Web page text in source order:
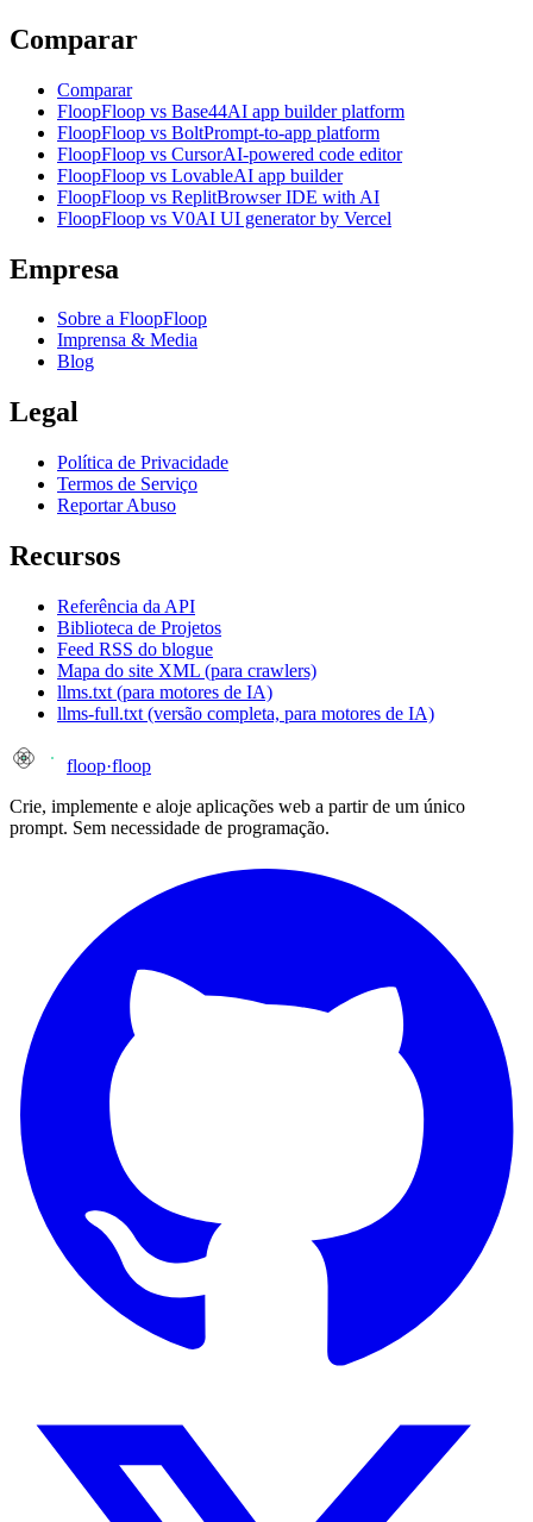
Comparar
Comparar
FloopFloop vs Base44AI app builder platform
FloopFloop vs BoltPrompt-to-app platform
FloopFloop vs CursorAI-powered code editor
FloopFloop vs LovableAI app builder
FloopFloop vs ReplitBrowser IDE with AI
FloopFloop vs V0AI UI generator by Vercel
Empresa
Sobre a FloopFloop
Imprensa & Media
Blog
Legal
Política de Privacidade
Termos de Serviço
Reportar Abuso
Recursos
Referência da API
Biblioteca de Projetos
Feed RSS do blogue
Mapa do site XML (para crawlers)
llms.txt (para motores de IA)
llms-full.txt (versão completa, para motores de IA)
floop·floop
Crie, implemente e aloje aplicações web a partir de um único
prompt. Sem necessidade de programação.